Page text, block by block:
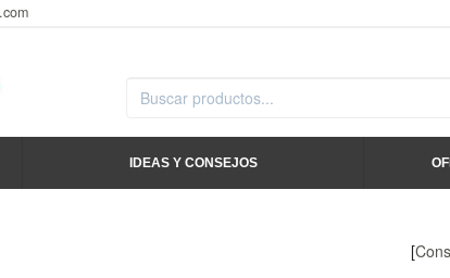
IDEAS Y CONSEJOS
[